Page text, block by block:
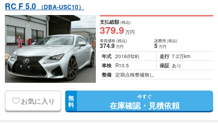
RC F 5.0 （DBA-USC10）
支払総額(税込)
379.9万円
車両価格(税込)
374.9万円
諸費用 (税込)
5 万円
年式 2016(H28) 走行 7.2万km
車検
R10.5 保証 あり
整備 定期点検整備無し
お気に入り 無
料
今すぐ
在庫確認・見積依頼